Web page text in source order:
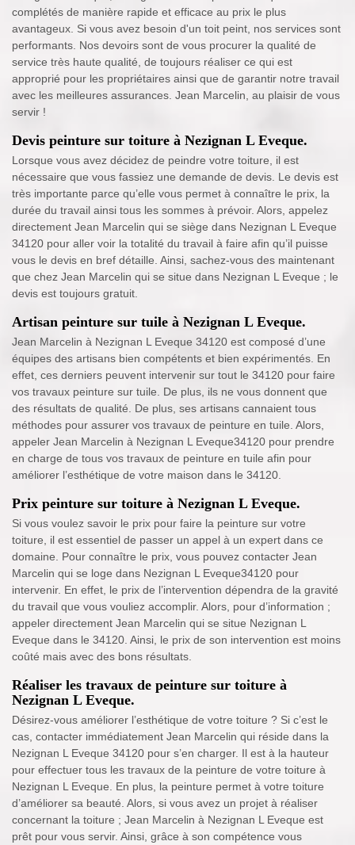
complétés de manière rapide et efficace au prix le plus
avantageux. Si vous avez besoin d'un toit peint, nos services sont
performants. Nos devoirs sont de vous procurer la qualité de
service très haute qualité, de toujours réaliser ce qui est
approprié pour les propriétaires ainsi que de garantir notre travail
avec les meilleures assurances. Jean Marcelin, au plaisir de vous
servir !
Devis peinture sur toiture à Nezignan L Eveque.
Lorsque vous avez décidez de peindre votre toiture, il est
nécessaire que vous fassiez une demande de devis. Le devis est
très importante parce qu’elle vous permet à connaître le prix, la
durée du travail ainsi tous les sommes à prévoir. Alors, appelez
directement Jean Marcelin qui se siège dans Nezignan L Eveque
34120 pour aller voir la totalité du travail à faire afin qu’il puisse
vous le devis en bref détaille. Ainsi, sachez-vous des maintenant
que chez Jean Marcelin qui se situe dans Nezignan L Eveque ; le
devis est toujours gratuit.
Artisan peinture sur tuile à Nezignan L Eveque.
Jean Marcelin à Nezignan L Eveque 34120 est composé d’une
équipes des artisans bien compétents et bien expérimentés. En
effet, ces derniers peuvent intervenir sur tout le 34120 pour faire
vos travaux peinture sur tuile. De plus, ils ne vous donnent que
des résultats de qualité. De plus, ses artisans cannaient tous
méthodes pour assurer vos travaux de peinture en tuile. Alors,
appeler Jean Marcelin à Nezignan L Eveque34120 pour prendre
en charge de tous vos travaux de peinture en tuile afin pour
améliorer l’esthétique de votre maison dans le 34120.
Prix peinture sur toiture à Nezignan L Eveque.
Si vous voulez savoir le prix pour faire la peinture sur votre
toiture, il est essentiel de passer un appel à un expert dans ce
domaine. Pour connaître le prix, vous pouvez contacter Jean
Marcelin qui se loge dans Nezignan L Eveque34120 pour
intervenir. En effet, le prix de l’intervention dépendra de la gravité
du travail que vous vouliez accomplir. Alors, pour d’information ;
appeler directement Jean Marcelin qui se situe Nezignan L
Eveque dans le 34120. Ainsi, le prix de son intervention est moins
coûté mais avec des bons résultats.
Réaliser les travaux de peinture sur toiture à
Nezignan L Eveque.
Désirez-vous améliorer l’esthétique de votre toiture ? Si c’est le
cas, contacter immédiatement Jean Marcelin qui réside dans la
Nezignan L Eveque 34120 pour s’en charger. Il est à la hauteur
pour effectuer tous les travaux de la peinture de votre toiture à
Nezignan L Eveque. En plus, la peinture permet à votre toiture
d’améliorer sa beauté. Alors, si vous avez un projet à réaliser
concernant la toiture ; Jean Marcelin à Nezignan L Eveque est
prêt pour vous servir. Ainsi, grâce à son compétence vous